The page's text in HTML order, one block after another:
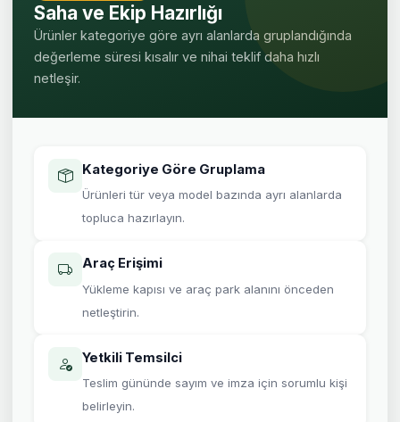
Saha ve Ekip Hazırlığı
Ürünler kategoriye göre ayrı alanlarda gruplandığında
değerleme süresi kısalır ve nihai teklif daha hızlı
netleşir.
Kategoriye Göre Gruplama
Ürünleri tür veya model bazında ayrı alanlarda
topluca hazırlayın.
Araç Erişimi
Yükleme kapısı ve araç park alanını önceden
netleştirin.
Yetkili Temsilci
Teslim gününde sayım ve imza için sorumlu kişi
belirleyin.